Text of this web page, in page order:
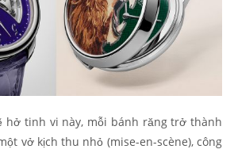
hở tinh vi này, mỗi bánh răng trở thành
vở kịch thu nhỏ (mise-en-scène), công